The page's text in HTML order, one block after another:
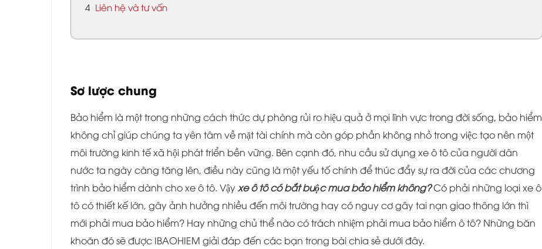
4 Liên hệ và tư vấn
Sơ lược chung
Bảo hiểm là một trong những cách thức dự phòng rủi ro hiệu quả ở mọi lĩnh vực trong đời sống, bảo hiểm
không chỉ giúp chúng ta yên tâm về mặt tài chính mà còn góp phần không nhỏ trong việc tạo nên một
môi trường kinh tế xã hội phát triển bền vững. Bên cạnh đó, nhu cầu sử dụng xe ô tô của người dân
nước ta ngày càng tăng lên, điều này cũng là một yếu tố chính để thúc đẩy sự ra đời của các chương
trình bảo hiểm dành cho xe ô tô. Vậy xe ô tô có bắt buộc mua bảo hiểm không?Có phải những loại xe ô
tô có thiết kế lớn, gây ảnh hưởng nhiều đến môi trường hay có nguy cơ gây tai nạn giao thông lớn thì
mới phải mua bảo hiểm? Hay những chủ thể nào có trách nhiệm phải mua bảo hiểm ô tô? Những băn
khoăn đó sẽ được IBAOHIEM giải đáp đến các bạn trong bài chia sẻ dưới đây.